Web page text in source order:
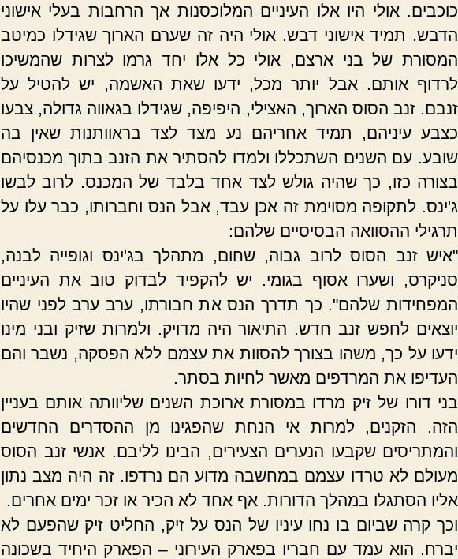
כוכבים. אולי היו אלו העיניים המלוכסנות אך הרחבות בעלי אישוני
הדבש. תמיד אישוני דבש. אולי היה זה שערם הארוך שגידלו כמיטב
המסורת של בני ארצם, אולי כל אלו יחד גרמו לצרות שהמשיכו
לרדוף אותם. אבל יותר מכל, ידעו שאת האשמה, יש להטיל על
זנבם. זנב הסוס הארוך, האצילי, היפיפה, שגידלו בגאווה גדולה, צבעו
כצבע עיניהם, תמיד אחריהם נע מצד לצד בראוותנות שאין בה
שובע. עם השנים השתכללו ולמדו להסתיר את הזנב בתוך מכנסיהם
בצורה כזו, כך שהיה גולש לצד אחד בלבד של המכנס. לרוב לבשו
ג'ינס. לתקופה מסוימת זה אכן עבד, אבל הנס וחברותו, כבר עלו על
תרגילי ההסוואה הבסיסיים שלהם:
"איש זנב הסוס לרוב גבוה, שחום, מתהלך בג'ינס וגופייה לבנה,
סניקרס, ושערו אסוף בגומי. יש להקפיד לבדוק טוב את העיניים
המפחידות שלהם". כך תדרך הנס את חבורתו, ערב ערב לפני שהיו
יוצאים לחפש זנב חדש. התיאור היה מדויק. ולמרות שזיק ובני מינו
ידעו על כך, משהו בצורך להסוות את עצמם ללא הפסקה, נשבר והם
העדיפו את המרדפים מאשר לחיות בסתר.
בני דורו של זיק מרדו במסורת ארוכת השנים שליוותה אותם בעניין
הזה. הזקנים, למרות אי הנחת שהפגינו מן ההסדרים החדשים
והמתריסים שקבעו הנערים הצעירים, הבינו לליבם. אנשי זנב הסוס
מעולם לא טרדו עצמם במחשבה מדוע הם נרדפו. זה היה מצב נתון
אליו הסתגלו במהלך הדורות. אף אחד לא הכיר או זכר ימים אחרים.
וכך קרה שביום בו נחו עיניו של הנס על זיק, החליט זיק שהפעם לא
יברח. הוא עמד עם חבריו בפארק העירוני – הפארק היחיד בשכונה